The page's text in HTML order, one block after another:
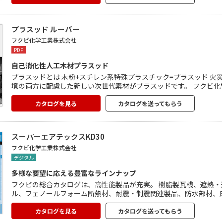
プラスッド ルーバー
フクビ化学工業株式会社
PDF
自己消化性人工木材プラスッド
プラスッドとは 木粉+スチレン系特殊プラスチック=プラスッド
境の両方に配慮した新しい次世代素材がプラスッドです。 フクビ
とで生産されるプラスッド建材は 様々な建物で施工されております。 目かくしとして、デザイン装飾として、実用性と装飾性
備えたルーバーをご活用ください。 実績例、施工ガイド、納まり
カタログを見る カタログを送ってもらう
スーパーエアテックスKD30
フクビ化学工業株式会社
デジタル
多様な要望に応える豊富なラインナップ
フクビの総合カタログは、高性能製品が充実。 樹脂製瓦桟、遮熱
ル、フェノールフォーム断熱材、耐震・制震関連製品、防水部材
パンドレル、養生関連製品、内装建材、外装建材、左官資材、フ
ンナップ。カタログを見る カタログを送ってもらう